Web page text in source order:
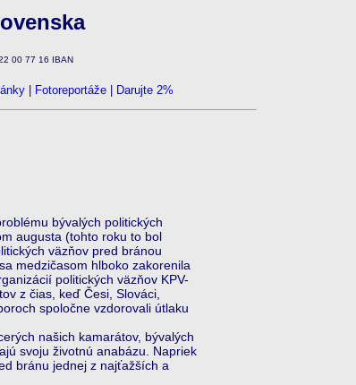
00 77 16 IBAN
Fotoreportáže Darujte 2%
bývalých politických
augusta (tohto roku to bol
väzňov pred bránou
medzičasom hlboko zakorenila
politických väzňov KPV-
z čias, keď Česi, Slováci,
spoločne vzdorovali útlaku
našich kamarátov, bývalých
svoju životnú anabázu. Napriek
bránu jednej z najťažších a